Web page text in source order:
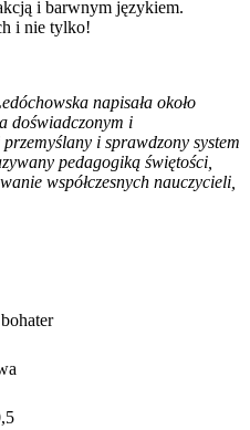
i barwnym językiem.
i nie tylko!
napisała około
doświadczonym i
i sprawdzony system
pedagogiką świętości,
współczesnych nauczycieli,